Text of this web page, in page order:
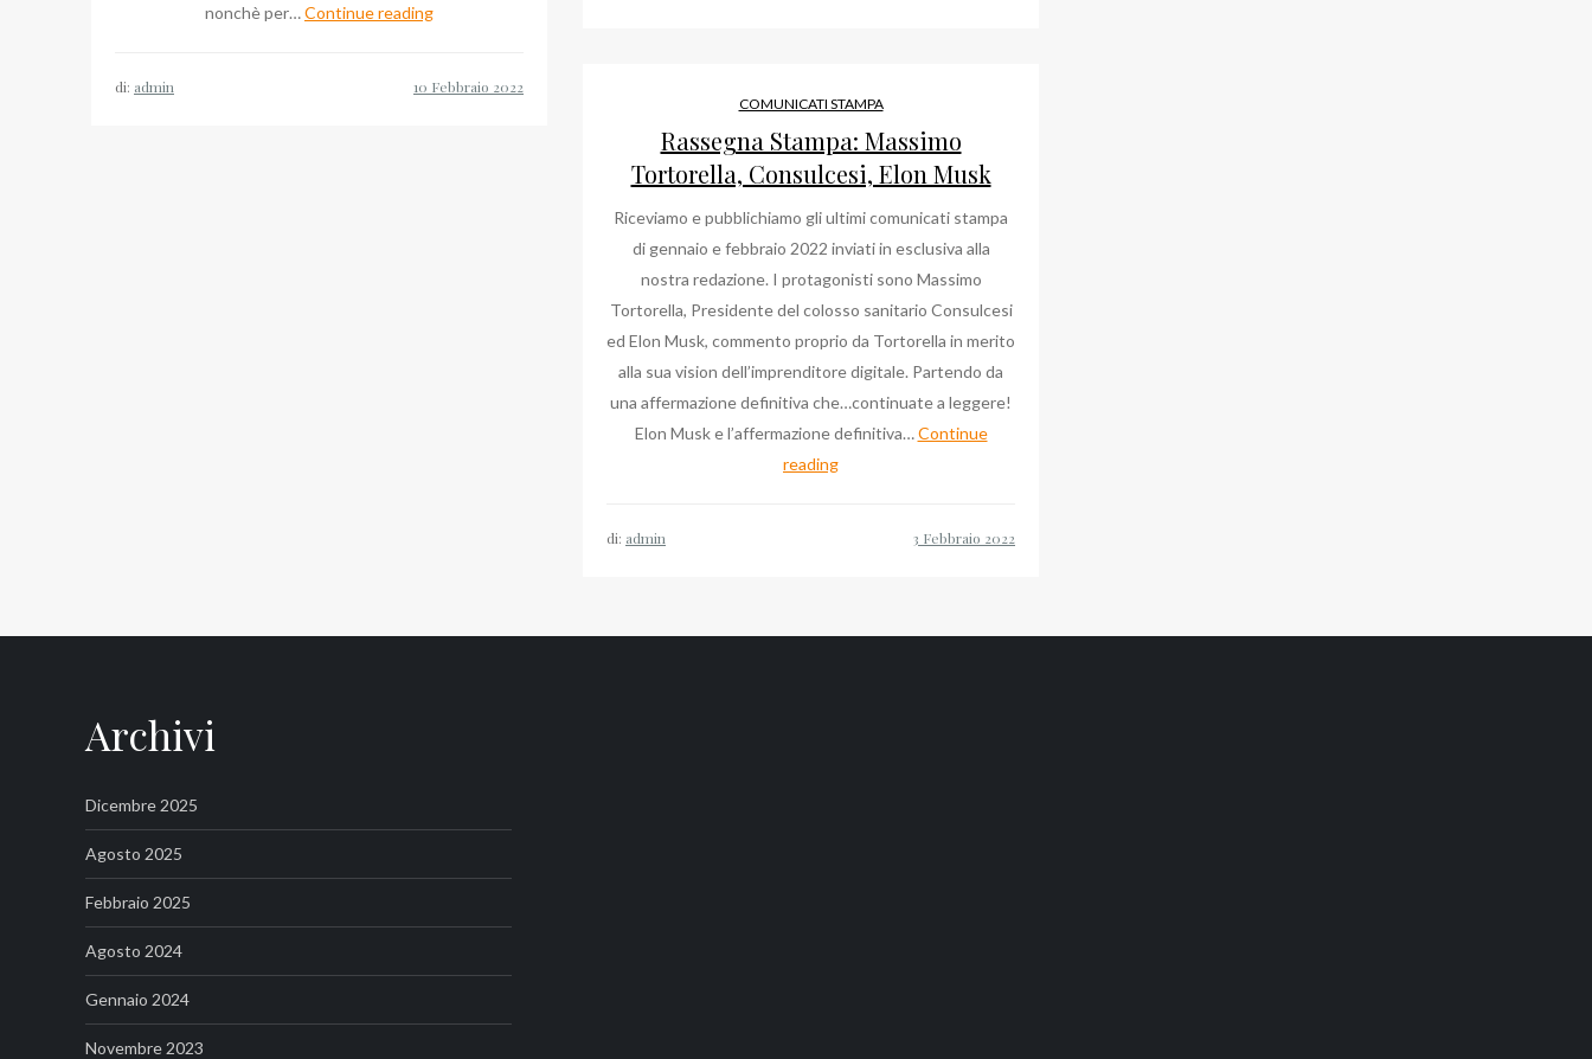
un
team
di
appassionati
nonchè per…Continue readingDaniele
di: admin
COMUNICATI STAMPA
Rassegna Stampa: Massimo
Tortorella, Consulcesi, Elon Musk
Riceviamo e pubblichiamo gli ultimi comunicati stampa
di gennaio e febbraio 2022 inviati in esclusiva alla
nostra redazione. I protagonisti sono Massimo
Tortorella, Presidente del colosso sanitario Consulcesi
ed Elon Musk, commento proprio da Tortorella in merito
alla sua vision dell’imprenditore digitale. Partendo da
una affermazione definitiva che…continuate a leggere!
Elon Musk e l’affermazione definitiva…Continue
readingRassegna
di: admin
Archivi
Dicembre 2025
Agosto 2025
Febbraio 2025
Agosto 2024
Gennaio 2024
Novembre 2023